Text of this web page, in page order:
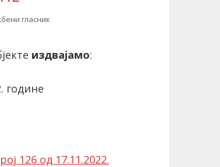
гласник
издвајамо:
године
126 од 17.11.2022.